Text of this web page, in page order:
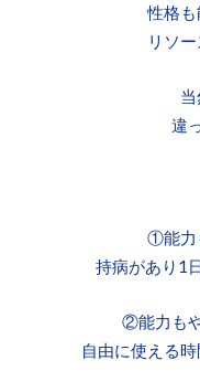
性格
リソ
違
①能力
持病があり1
②能力も
自由に使える